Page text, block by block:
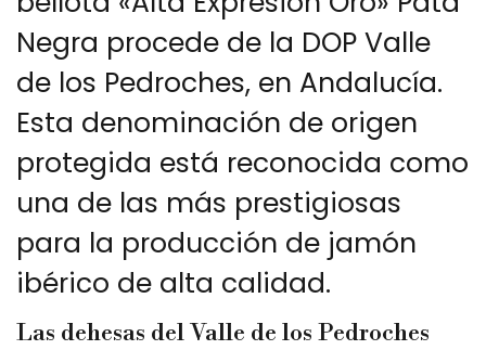
Negra procede de la DOP Valle
de los Pedroches, en Andalucía.
Esta denominación de origen
protegida está reconocida como
una de las más prestigiosas
para la producción de jamón
ibérico de alta calidad.
Las dehesas del Valle de los Pedroches